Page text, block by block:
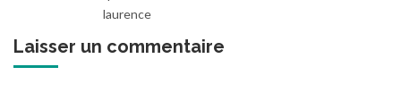
laurence
Laisser un commentaire